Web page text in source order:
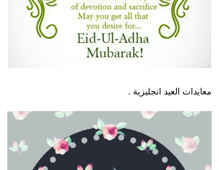
معايدات العيد انجليزية .